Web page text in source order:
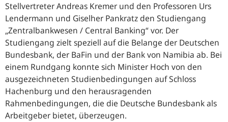
Stellvertreter Andreas Kremer und den Professoren Urs
Lendermann und Giselher Pankratz den Studiengang
„Zentralbankwesen / Central Banking“ vor. Der
Studiengang zielt speziell auf die Belange der Deutschen
Bundesbank, der BaFin und der Bank von Namibia ab. Bei
einem Rundgang konnte sich Minister Hoch von den
ausgezeichneten Studienbedingungen auf Schloss
Hachenburg und den herausragenden
Rahmenbedingungen, die die Deutsche Bundesbank als
Arbeitgeber bietet, überzeugen.